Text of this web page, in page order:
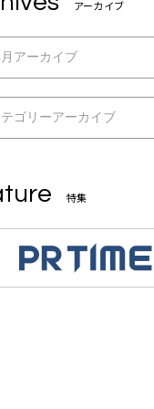
アーカイブ
特集